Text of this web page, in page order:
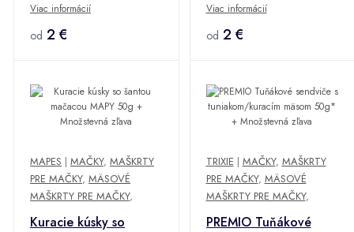
Množstevná zľava
Viac informácií
od 2 €
Množstevná zľava
Viac informácií
od 2 €
MAPES | MAČKY, MAŠKRTY
PRE MAČKY, MÄSOVÉ
MAŠKRTY PRE MAČKY,
Kuracie kúsky so
TRIXIE | MAČKY, MAŠKRTY
PRE MAČKY, MÄSOVÉ
MAŠKRTY PRE MAČKY,
PREMIO Tuňákové